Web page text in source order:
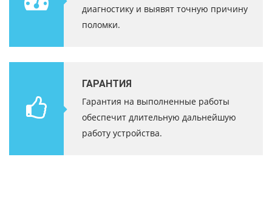
диагностику и выявят точную причину
поломки.
ГАРАНТИЯ
Гарантия на выполненные работы
обеспечит длительную дальнейшую
работу устройства.